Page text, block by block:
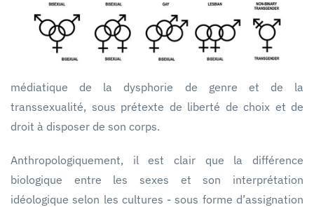
médiatique de la dysphorie de genre et de la
transsexualité, sous prétexte de liberté de choix et de
droit à disposer de son corps.
Anthropologiquement, il est clair que la différence
biologique entre les sexes et son interprétation
idéologique selon les cultures - sous forme d’assignation